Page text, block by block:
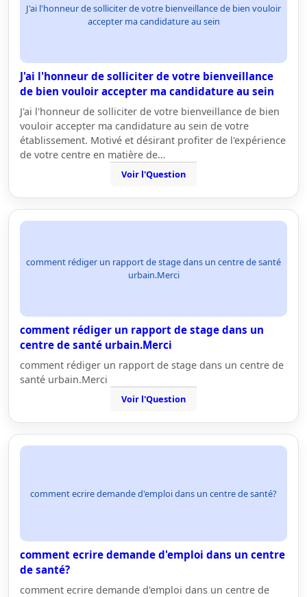
J'ai l'honneur de solliciter de votre bienveillance de bien vouloir
accepter ma candidature au sein
J'ai l'honneur de solliciter de votre bienveillance
de bien vouloir accepter ma candidature au sein
J'ai l'honneur de solliciter de votre bienveillance de bien
vouloir accepter ma candidature au sein de votre
établissement. Motivé et désirant profiter de l'expérience
de votre centre en matière de…
Voir l'Question
comment rédiger un rapport de stage dans un centre de santé
urbain.Merci
comment rédiger un rapport de stage dans un
centre de santé urbain.Merci
comment rédiger un rapport de stage dans un centre de
santé urbain.Merci
Voir l'Question
comment ecrire demande d'emploi dans un centre de santé?
comment ecrire demande d'emploi dans un centre
de santé?
comment ecrire demande d'emploi dans un centre de